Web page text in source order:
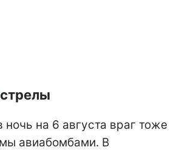
на 6 августа враг тоже
авиабомбами. В